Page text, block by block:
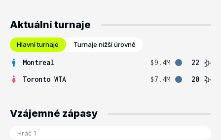
Aktuální turnaje
Hlavní turnaje Turnaje nižší úrovně
Montreal $9.4M
22
Toronto WTA
$7.4M 20
Vzájemné zápasy